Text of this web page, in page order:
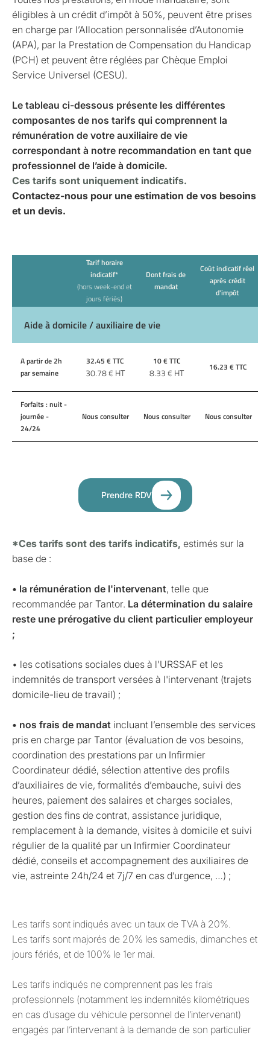
éligibles à un crédit d’impôt à 50%, peuvent être prises
en charge par l’Allocation personnalisée d’Autonomie
(APA), par la Prestation de Compensation du Handicap
(PCH) et peuvent être réglées par Chèque Emploi
Service Universel (CESU).
Le tableau ci-dessous présente les différentes
composantes de nos tarifs qui comprennent la
rémunération de votre auxiliaire de vie
correspondant à notre recommandation en tant que
professionnel de l’aide à domicile.
Ces tarifs sont uniquement indicatifs.
Contactez-nous pour une estimation de vos besoins
et un devis.
Tarif horaire
indicatif*
(hors week-end et
jours fériés)
Dont frais de
mandat
Coût indicatif réel
après crédit
d'impôt
Aide à domicile / auxiliaire de vie
A partir de 2h
par semaine
32.45 € TTC
30.78€ HT
10€ TTC
8.33€ HT 16.23 € TTC
Forfaits : nuit -
journée -
24/24
Nous consulter Nous consulter Nous consulter
Prendre RDV
*Ces tarifs sont des tarifs indicatifs, estimés sur la
base de :
• la rémunération de l'intervenant, telle que
recommandée par Tantor. La détermination du salaire
reste une prérogative du client particulier employeur
;
• les cotisations sociales dues à l'URSSAF et les
indemnités de transport versées à l'intervenant (trajets
domicile-lieu de travail) ;
• nos frais de mandat incluant l’ensemble des services
pris en charge par Tantor (évaluation de vos besoins,
coordination des prestations par un Infirmier
Coordinateur dédié, sélection attentive des profils
d’auxiliaires de vie, formalités d’embauche, suivi des
heures, paiement des salaires et charges sociales,
gestion des fins de contrat, assistance juridique,
remplacement à la demande, visites à domicile et suivi
régulier de la qualité par un Infirmier Coordinateur
dédié, conseils et accompagnement des auxiliaires de
vie, astreinte 24h/24 et 7j/7 en cas d’urgence, …) ;
Les tarifs sont indiqués avec un taux de TVA à 20%.
Les tarifs sont majorés de 20% les samedis, dimanches et
jours fériés, et de 100% le 1er mai.
Les tarifs indiqués ne comprennent pas les frais
professionnels (notamment les indemnités kilométriques
en cas d’usage du véhicule personnel de l’intervenant)
engagés par l’intervenant à la demande de son particulier